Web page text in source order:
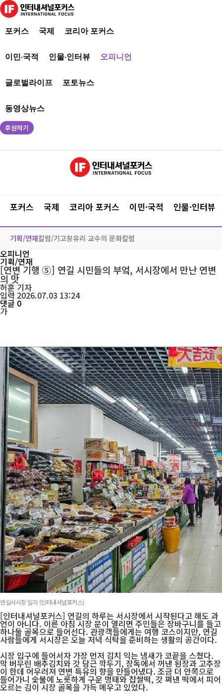
포커스 국제 코리아 포커스
이민·국적 인물·인터뷰 오피니언
글로벌라이프 포토뉴스
동영상뉴스
후원하기
포커스 국제 코리아 포커스 이민·국적 인물·인터뷰
기획/연재칼럼/기고장유리 교수의 문화칼럼
오피니언
기획/연재
[연변 기행 ⑤] 연길 시민들의 부엌, 서시장에서 만난 연변
의 맛
허훈기자
입력 2026.07.03 13:24
댓글 0
가
연길서시장 일각 (인터내셔널포커스]
[인터내셔널포커스] 연길의 하루는 서시장에서 시작된다고 해도 과
언이 아니다. 이른 아침 시장 문이 열리면 주민들은 장바구니를 들고
하나둘 골목으로 들어선다. 관광객들에게는 여행 코스이지만, 연길
사람들에게 서시장은 오늘 저녁 식탁을 준비하는 생활의 공간이다.
시장 입구에 들어서자 가장 먼저 김치 익는 냄새가 코끝을 스쳤다.
막 버무린 배추김치와 갓 담근 깍두기, 장독에서 꺼낸 된장과 고추장
이 한데 어우러져 연변 특유의 향을 만들어냈다. 조금 더 안쪽으로
들어가니 숯불에 노릇하게 구운 명태와 찹쌀떡, 갓 쪄낸 떡에서 피어
오르는 김이 시장 골목을 가득 메우고 있었다.